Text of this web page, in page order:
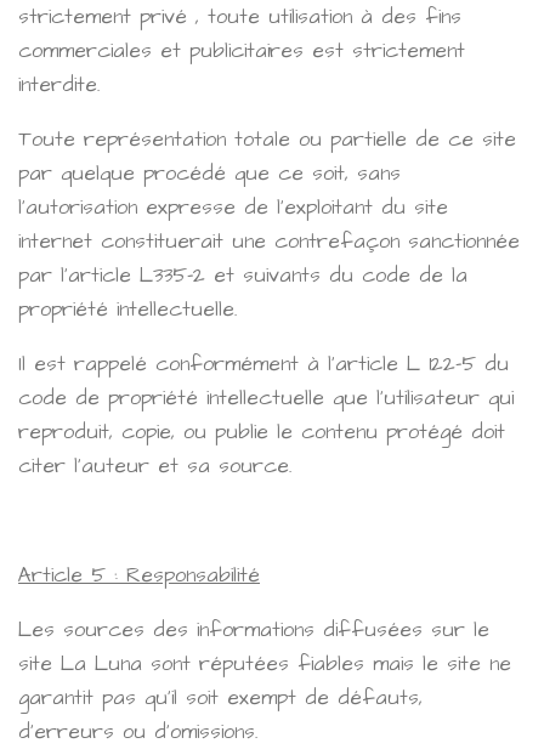
strictement privé , toute utilisation à des fins
commerciales et publicitaires est strictement
interdite.
Toute représentation totale ou partielle de ce site
par quelque procédé que ce soit, sans
l'autorisation expresse de l'exploitant du site
internet constituerait une contrefaçon sanctionnée
par l'article L335-2 et suivants du code de la
propriété intellectuelle.
Il est rappelé conformément à l'article L 122-5 du
code de propriété intellectuelle que l'utilisateur qui
reproduit, copie, ou publie le contenu protégé doit
citer l'auteur et sa source.
Article 5 : Responsabilité
Les sources des informations diffusées sur le
site La Luna sont réputées fiables mais le site ne
garantit pas qu'il soit exempt de défauts,
d'erreurs ou d'omissions.